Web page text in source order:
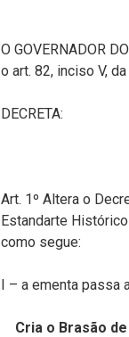
O GOVERNADOR
o art. 82, inciso V,
DECRETA:
Art. 1º Altera o
Estandarte
como segue:
I – a ementa passa
Cria o Brasão